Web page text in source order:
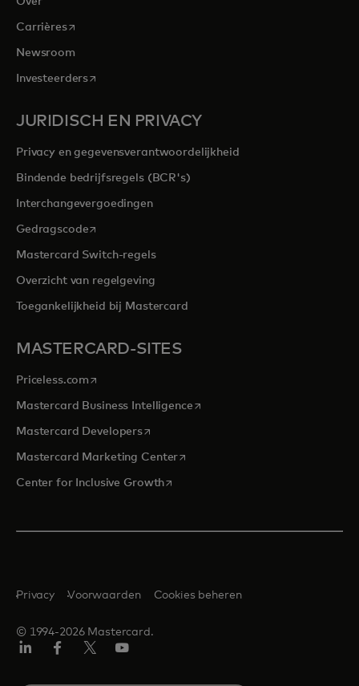
Carrièresopens in a new tab
Newsroom
Investeerdersopens in a new tab
JURIDISCH EN PRIVACY
Privacy en gegevensverantwoordelijkheid
Bindende bedrijfsregels (BCR's)
Interchangevergoedingen
Gedragscodeopens in a new tab
Mastercard Switch-regels
Overzicht van regelgeving
Toegankelijkheid bij Mastercard
MASTERCARD-SITES
Priceless.com opens in a new tab
Mastercard Business Intelligenceopens in a new tab
Mastercard Developersopens in a new tab
Mastercard Marketing Centeropens in a new tab
Center for Inclusive Growthopens in a new tab
© 1994-2026 Mastercard.
Privacy Voorwaarden Cookies beheren